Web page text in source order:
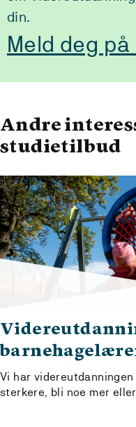
din.
Meld deg
Andre
studietilbud
Vi har
sterkere, bli noe mer